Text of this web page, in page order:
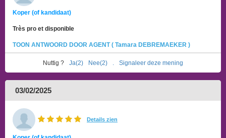
Koper (of kandidaat)
Très pro et disponible
TOON ANTWOORD DOOR AGENT ( Tamara DEBREMAEKER )
Nuttig ? Ja(2) Nee(2) Signaleer deze mening
03/02/2025
Details zien